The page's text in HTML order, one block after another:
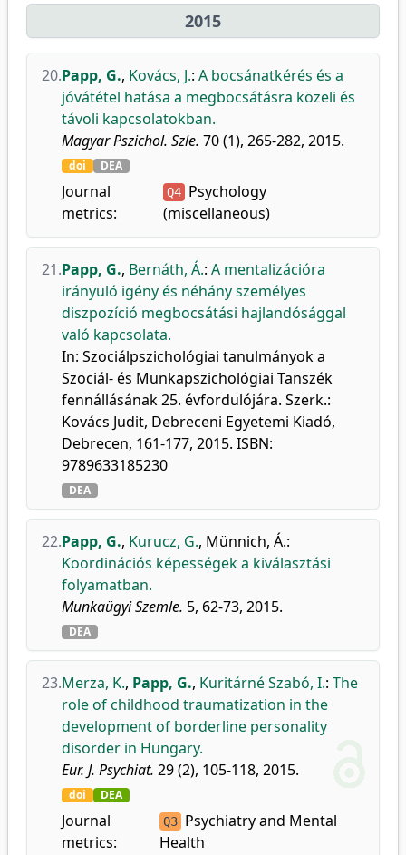
2015
20.Papp, G., Kovács, J.: A bocsánatkérés és a
jóvátétel hatása a megbocsátásra közeli és
távoli kapcsolatokban.
Magyar Pszichol. Szle. 70 (1), 265-282, 2015.
doi DEA
Journal
metrics:
Q4 Psychology
(miscellaneous)
21.Papp, G., Bernáth, Á.: A mentalizációra
irányuló igény és néhány személyes
diszpozíció megbocsátási hajlandósággal
való kapcsolata.
In: Szociálpszichológiai tanulmányok a
Szociál- és Munkapszichológiai Tanszék
fennállásának 25. évfordulójára. Szerk.:
Kovács Judit, Debreceni Egyetemi Kiadó,
Debrecen, 161-177, 2015. ISBN:
9789633185230
DEA
22.Papp, G., Kurucz, G., Münnich, Á.:
Koordinációs képességek a kiválasztási
folyamatban.
Munkaügyi Szemle. 5, 62-73, 2015.
DEA
23.Merza, K., Papp, G., Kuritárné Szabó, I.: The
role of childhood traumatization in the
development of borderline personality
disorder in Hungary.
Eur. J. Psychiat. 29 (2), 105-118, 2015.
doi DEA
Journal
metrics:
Q3 Psychiatry and Mental
Health